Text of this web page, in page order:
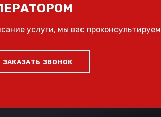
услуги, мы вас проконсультируем
ЗАКАЗАТЬ ЗВОНОК